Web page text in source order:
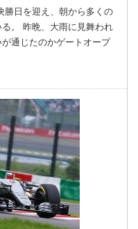
勝日を迎え、朝から多くの
。 昨晩、大雨に見舞われ
通じたのかゲートオープ